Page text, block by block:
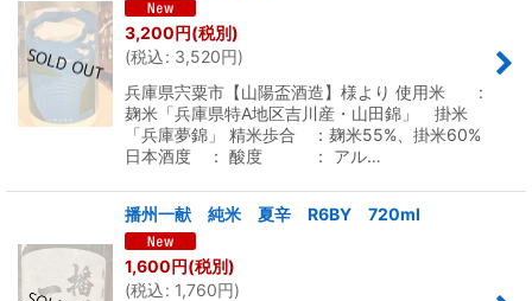
3,200円(税別)
(税込: 3,520円)
兵庫県宍粟市【山陽盃酒造】様より 使用米 :
麹米「兵庫県特A地区吉川産・山田錦」 掛米
「兵庫夢錦」 精米歩合 ：麹米55%、掛米60%
日本酒度 ： 酸度 ： アル…
播州一献 純米 夏辛 R6BY 720ml
1,600円(税別)
(税込: 1,760円)